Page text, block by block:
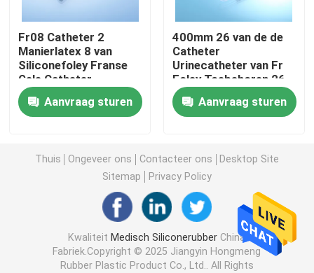
De Toebehoren van de bloedinzameling
Butylrubberkurk
Gehalogeneerde Butylrubber
Medische Siliconebuis
Drainagebuis
Fr08 Catheter 2
Manierlatex 8 van
Siliconefoley Franse
Gele Catheter
Aanvraag sturen
400mm 26 van de de
Catheter
Urinecatheter van Fr
Foley Toebehoren 26
Franse Catheter
Aanvraag sturen
Thuis Ongeveer ons Contacteer ons
Desktop Site
Sitemap
Privacy Policy
Kwaliteit Medisch Siliconerubber China
Fabriek.Copyright © 2025 Jiangyin Hongmeng
Rubber Plastic Product Co., Ltd.. All Rights